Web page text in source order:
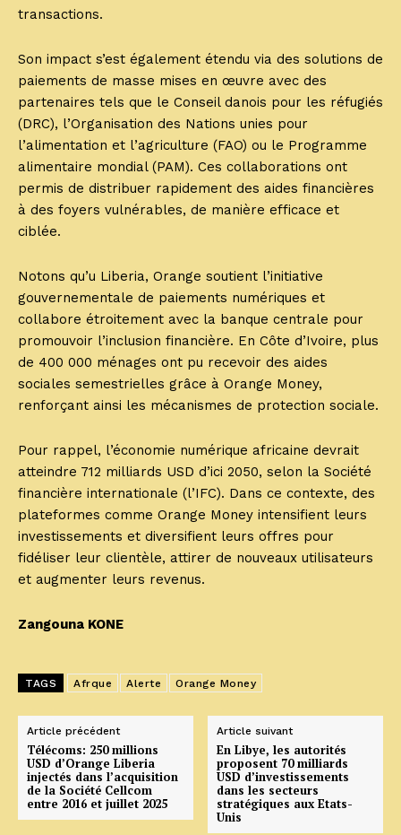
transactions.
Son impact s’est également étendu via des solutions de
paiements de masse mises en œuvre avec des
partenaires tels que le Conseil danois pour les réfugiés
(DRC), l’Organisation des Nations unies pour
l’alimentation et l’agriculture (FAO) ou le Programme
alimentaire mondial (PAM). Ces collaborations ont
permis de distribuer rapidement des aides financières
à des foyers vulnérables, de manière efficace et
ciblée.
Notons qu’u Liberia, Orange soutient l’initiative
gouvernementale de paiements numériques et
collabore étroitement avec la banque centrale pour
promouvoir l’inclusion financière. En Côte d’Ivoire, plus
de 400 000 ménages ont pu recevoir des aides
sociales semestrielles grâce à Orange Money,
renforçant ainsi les mécanismes de protection sociale.
Pour rappel, l’économie numérique africaine devrait
atteindre 712 milliards USD d’ici 2050, selon la Société
financière internationale (l’IFC). Dans ce contexte, des
plateformes comme Orange Money intensifient leurs
investissements et diversifient leurs offres pour
fidéliser leur clientèle, attirer de nouveaux utilisateurs
et augmenter leurs revenus.
Zangouna KONE
TAGS Afrque Alerte Orange Money
Article précédent
Télécoms: 250 millions
USD d’Orange Liberia
injectés dans l’acquisition
de la Société Cellcom
entre 2016 et juillet 2025
Article suivant
En Libye, les autorités
proposent 70 milliards
USD d’investissements
dans les secteurs
stratégiques aux Etats-
Unis